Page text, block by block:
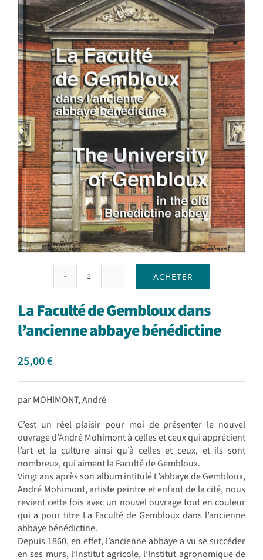
Achat en ligne
Panier WooCommerce
quantité
La
de
abbaye
bénédictine
ACHETER
La Faculté de Gembloux dans
l’ancienne abbaye bénédictine
25,00€
par MOHIMONT, André
C’est un réel plaisir pour moi de présenter le nouvel
ouvrage d’André Mohimont à celles et ceux qui apprécient
l’art et la culture ainsi qu’à celles et ceux, et ils sont
nombreux, qui aiment la Faculté de Gembloux.
Vingt ans après son album intitulé L’abbaye de Gembloux,
André Mohimont, artiste peintre et enfant de la cité, nous
revient cette fois avec un nouvel ouvrage tout en couleur
qui a pour titre La Faculté de Gembloux dans l’ancienne
abbaye bénédictine.
Depuis 1860, en effet, l’ancienne abbaye a vu se succéder
en ses murs, l’Institut agricole, l’Institut agronomique de